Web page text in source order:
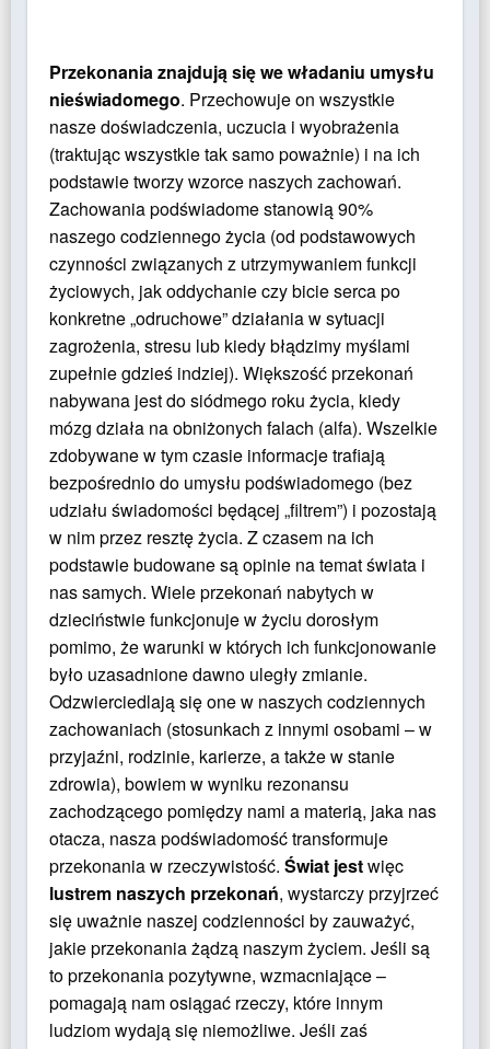
Przekonania znajdują się we władaniu umysłu
nieświadomego. Przechowuje on wszystkie
nasze doświadczenia, uczucia i wyobrażenia
(traktując wszystkie tak samo poważnie) i na ich
podstawie tworzy wzorce naszych zachowań.
Zachowania podświadome stanowią 90%
naszego codziennego życia (od podstawowych
czynności związanych z utrzymywaniem funkcji
życiowych, jak oddychanie czy bicie serca po
konkretne „odruchowe” działania w sytuacji
zagrożenia, stresu lub kiedy błądzimy myślami
zupełnie gdzieś indziej). Większość przekonań
nabywana jest do siódmego roku życia, kiedy
mózg działa na obniżonych falach (alfa). Wszelkie
zdobywane w tym czasie informacje trafiają
bezpośrednio do umysłu podświadomego (bez
udziału świadomości będącej „filtrem”) i pozostają
w nim przez resztę życia. Z czasem na ich
podstawie budowane są opinie na temat świata i
nas samych. Wiele przekonań nabytych w
dzieciństwie funkcjonuje w życiu dorosłym
pomimo, że warunki w których ich funkcjonowanie
było uzasadnione dawno uległy zmianie.
Odzwierciedlają się one w naszych codziennych
zachowaniach (stosunkach z innymi osobami – w
przyjaźni, rodzinie, karierze, a także w stanie
zdrowia), bowiem w wyniku rezonansu
zachodzącego pomiędzy nami a materią, jaka nas
otacza, nasza podświadomość transformuje
przekonania w rzeczywistość. Świat jestwięc
lustrem naszych przekonań, wystarczy przyjrzeć
się uważnie naszej codzienności by zauważyć,
jakie przekonania żądzą naszym życiem. Jeśli są
to przekonania pozytywne, wzmacniające –
pomagają nam osiągać rzeczy, które innym
ludziom wydają się niemożliwe. Jeśli zaś